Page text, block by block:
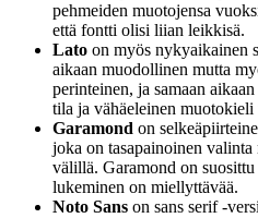
pehmeiden muotojensa
että fontti olisi liian leikkisä.
Lato on myös nykyaikainen
aikaan muodollinen mutta
perinteinen, ja samaan
tila ja vähäeleinen
Garamond on
joka on tasapainoinen
välillä. Garamond on
lukeminen on miellyttävää.
Noto Sans on sans serif -